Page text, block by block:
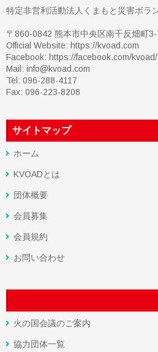
特定非営利活動法人くまもと災害ボラ
〒860-0842 熊本市中央区南千反畑町
Official Website: https://kvoad.com
Facebook: https://facebook.com/kvoad/
Mail: info@kvoad.com
Tel: 096-288-4117
Fax: 096-223-8208
サイトマップ
ホーム
KVOADとは
団体概要
会員募集
会員規約
お問い合わせ
火の国会議のご案内
協力団体一覧